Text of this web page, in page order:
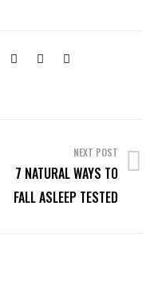
NEXT POST
7 NATURAL WAYS TO
FALL ASLEEP TESTED